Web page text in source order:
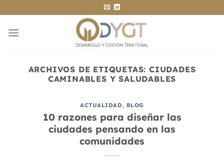
al
contenido
ARCHIVOS DE ETIQUETAS: CIUDADES
CAMINABLES Y SALUDABLES
ACTUALIDAD, BLOG
10 razones para diseñar las
ciudades pensando en las
comunidades